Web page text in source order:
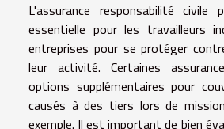
L'assurance responsabilité civile
essentielle pour les travailleurs
entreprises pour se protéger
leur activité. Certaines
options supplémentaires pour
causés à des tiers lors de
exemple. Il est important de bien